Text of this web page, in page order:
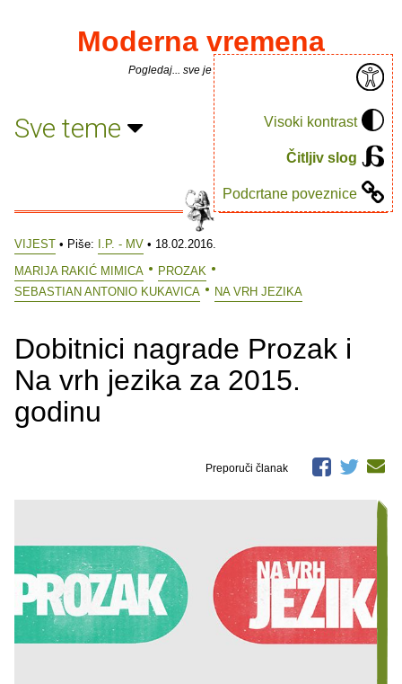
Visoki kontrast
Čitljiv slog
Podcrtane poveznice
Moderna vremena
Pogledaj... sve je puno knjiga.
Sve teme
VIJEST • Piše: I.P. - MV • 18.02.2016.
MARIJA RAKIĆ MIMICA
PROZAK
SEBASTIAN ANTONIO KUKAVICA
NA VRH JEZIKA
Dobitnici nagrade Prozak i
Na vrh jezika za 2015.
godinu
Preporuči članak